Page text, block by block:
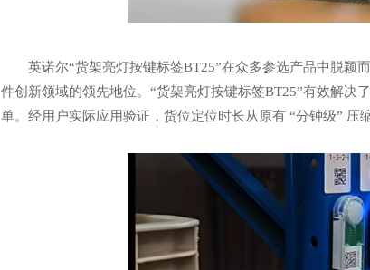
英诺尔“货架亮灯按键标签BT25”在众多参选产品中脱颖
件创新领域的领先地位。“货架亮灯按键标签BT25”有效解决
单。经用户实际应用验证，货位定位时长从原有 “分钟级” 压